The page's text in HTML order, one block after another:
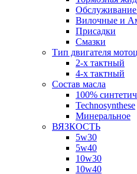
Вилочные и
Присадки
Смазки
Тип двигателя
2-х тактный
4-х тактный
Состав масла
100%
Technosynthese
Минеральное
ВЯЗКОСТЬ
5w30
5w40
10w30
10w40